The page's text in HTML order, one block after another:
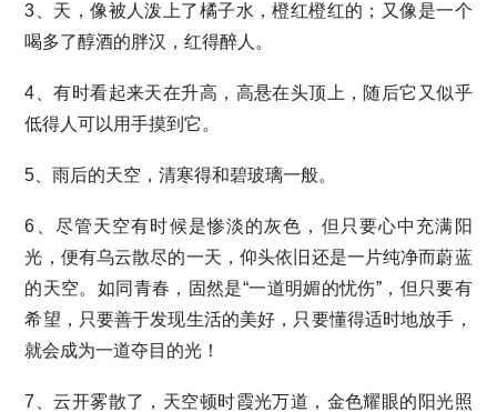
3、天，像被人泼上了橘子水，橙红橙红的；又像是一个
喝多了醇酒的胖汉，红得醉人。
4、有时看起来天在升高，高悬在头顶上，随后它又似乎
低得人可以用手摸到它。
5、雨后的天空，清寒得和碧玻璃一般。
6、尽管天空有时候是惨淡的灰色，但只要心中充满阳
光，便有乌云散尽的一天，仰头依旧还是一片纯净而蔚蓝
的天空。如同青春，固然是“一道明媚的忧伤”，但只要有
希望，只要善于发现生活的美好，只要懂得适时地放手，
就会成为一道夺目的光！
7、云开雾散了，天空顿时霞光万道，金色耀眼的阳光照